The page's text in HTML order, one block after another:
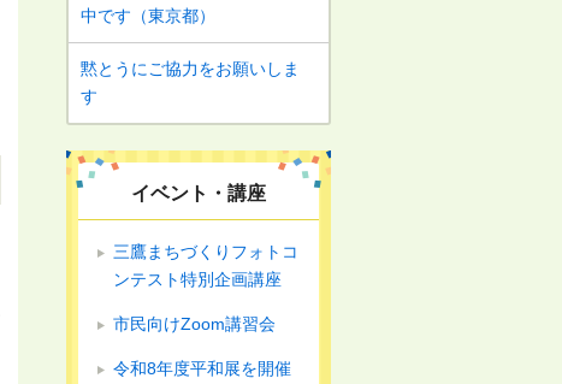
中です（東京都）
黙とうにご協力をお願いしま
す
イベント・講座
三鷹まちづくりフォトコ
ンテスト特別企画講座
市民向けZoom講習会
令和8年度平和展を開催